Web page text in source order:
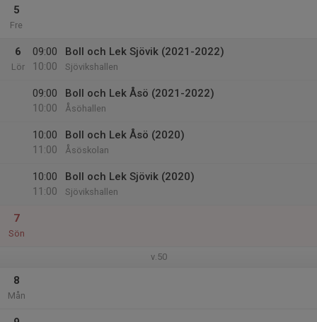
5
Fre
6
Lör
09:00
10:00
Boll och Lek Sjövik (2021-2022)
Sjövikshallen
09:00
10:00
Boll och Lek Åsö (2021-2022)
Åsöhallen
10:00
11:00
Boll och Lek Åsö (2020)
Åsöskolan
10:00
11:00
Boll och Lek Sjövik (2020)
Sjövikshallen
7
Sön
v.50
8
Mån